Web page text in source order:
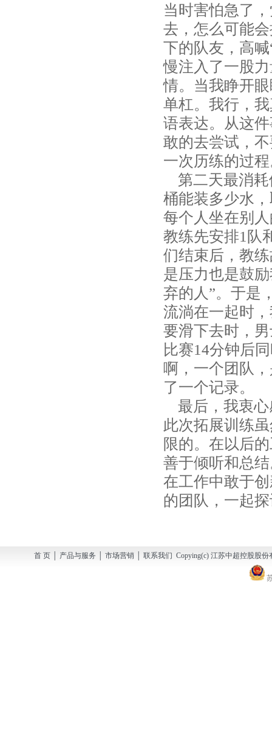
当时害怕急了
去，怎么可能
下的队友，高
慢注入了一股
情。当我睁开
单杠。我行，
语表达。从这
敢的去尝试，
一次历练的过
第二天最消耗
桶能装多少水
每个人坐在别
教练先安排1队
们结束后，教
是压力也是鼓
弃的人”。于是
流淌在一起时
要滑下去时，
比赛14分钟后
啊，一个团队
了一个记录。
最后，我衷心
此次拓展训练
限的。在以后
善于倾听和总
在工作中敢于
的团队，一起
首 页 │ 产品与服务 │ 市场营销 │ 联系我们 Copying(c) 江苏中超控股股